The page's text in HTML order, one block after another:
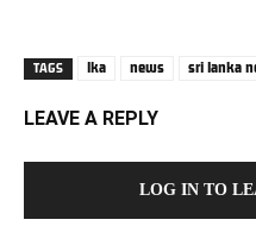
TAGS lka news sri lanka
LEAVE A REPLY
LOG IN TO